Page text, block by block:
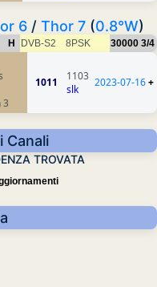
6 / Thor 7 (0.8°W)
H DVB-S2 8PSK 30000 3/4
3
1011
1103
slk
2023-07-16+
Canali
TROVATA